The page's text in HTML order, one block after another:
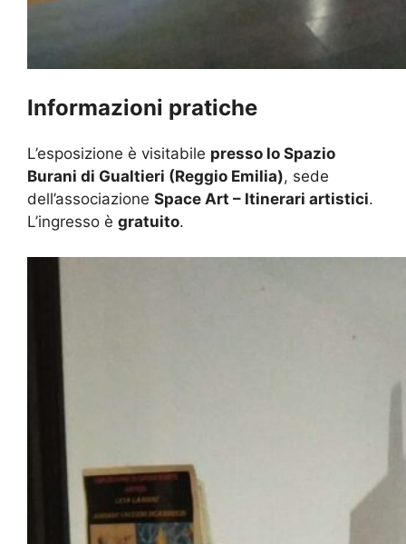
Informazioni pratiche
L’esposizione è visitabile presso lo Spazio
Burani di Gualtieri (Reggio Emilia), sede
dell’associazione Space Art – Itinerari artistici.
L’ingresso è gratuito.